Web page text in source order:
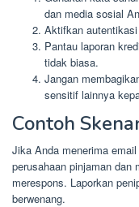
dan media sosial
Aktifkan
Pantau laporan
tidak biasa.
Jangan
sensitif lainnya
Contoh
Jika Anda menerima
perusahaan pinjaman dan
merespons. Laporkan
berwenang.